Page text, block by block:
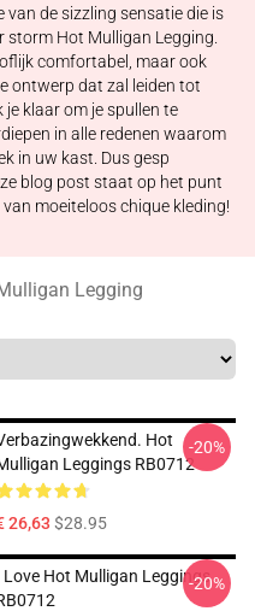
de sizzling sensatie die is
storm Hot Mulligan Legging.
comfortabel, maar ook
ontwerp dat zal leiden tot
klaar om je spullen te
in alle redenen waarom
in uw kast. Dus gesp
blog post staat op het punt
moeiteloos chique kleding!
Legging
Hot
Leggings RB0712
26,63 $28.95
-20%
Love Hot Mulligan Leggings
-20%